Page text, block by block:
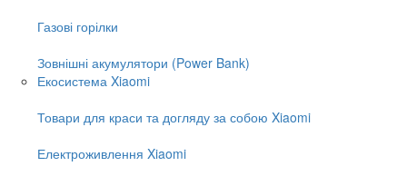
Газові горілки
Зовнішні акумулятори (Power Bank)
Екосистема Xiaomi
Товари для краси та догляду за собою Xiaomi
Електроживлення Xiaomi